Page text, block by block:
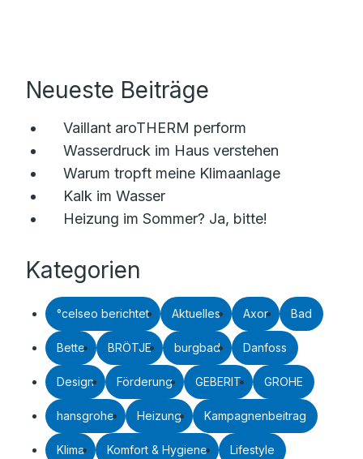
Neueste Beiträge
Vaillant aroTHERM perform
Wasserdruck im Haus verstehen
Warum tropft meine Klimaanlage
Kalk im Wasser
Heizung im Sommer? Ja, bitte!
Kategorien
°celseo berichtet Aktuelles Axor Bad
Bette BRÖTJE burgbad Danfoss
Design Förderung GEBERIT GROHE
hansgrohe Heizung Kampagnenbeitrag
Klima Komfort & Hygiene Lifestyle